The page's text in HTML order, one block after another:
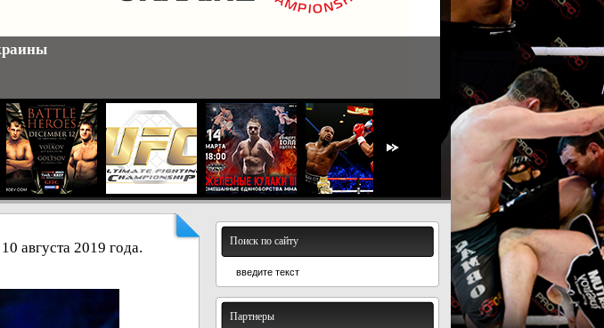
3 января. США. Результаты
августа 2019 года.
Поиск по сайту
Партнеры